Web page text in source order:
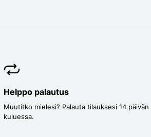
Helppo palautus
Muutitko mielesi? Palauta tilauksesi 14 päivän
kuluessa.